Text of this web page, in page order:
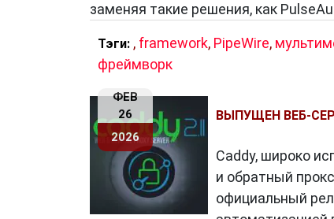
Часть 4: Развитие серверных
Серверные технологии
виртуализацию серверов, облако и
физическому серверу выполнять
ресурсов. Облачные серверы
контейнеризация (например, с
Заключение
заменяя такие решения, как
Тэги: , framework, PipeWire,
фреймворк
ФЕВ
26
2026
ВЫПУЩЕН ВЕБ-
Caddy, широко
и обратный
официальный